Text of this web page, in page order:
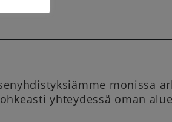
monissa
yhteydessä oman